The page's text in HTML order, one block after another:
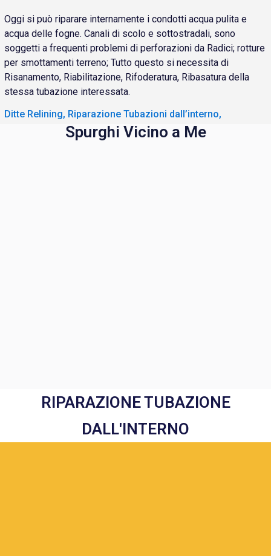
Oggi si può riparare internamente i condotti acqua pulita e
acqua delle fogne. Canali di scolo e sottostradali, sono
soggetti a frequenti problemi di perforazioni da Radici; rotture
per smottamenti terreno; Tutto questo si necessita di
Risanamento, Riabilitazione, Rifoderatura, Ribasatura della
stessa tubazione interessata.
Ditte Relining, Riparazione Tubazioni dall’interno,
Spurghi Vicino a Me
RIPARAZIONE TUBAZIONE
DALL'INTERNO